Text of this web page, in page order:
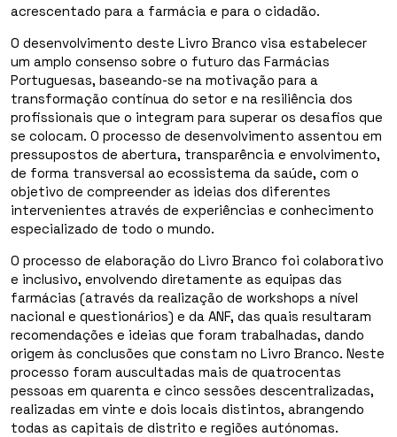
acrescentado para a farmácia e para o cidadão.
O desenvolvimento deste Livro Branco visa estabelecer
um amplo consenso sobre o futuro das Farmácias
Portuguesas, baseando-se na motivação para a
transformação contínua do setor e na resiliência dos
profissionais que o integram para superar os desafios que
se colocam. O processo de desenvolvimento assentou em
pressupostos de abertura, transparência e envolvimento,
de forma transversal ao ecossistema da saúde, com o
objetivo de compreender as ideias dos diferentes
intervenientes através de experiências e conhecimento
especializado de todo o mundo.
O processo de elaboração do Livro Branco foi colaborativo
e inclusivo, envolvendo diretamente as equipas das
farmácias (através da realização de workshops a nível
nacional e questionários) e da ANF, das quais resultaram
recomendações e ideias que foram trabalhadas, dando
origem às conclusões que constam no Livro Branco. Neste
processo foram auscultadas mais de quatrocentas
pessoas em quarenta e cinco sessões descentralizadas,
realizadas em vinte e dois locais distintos, abrangendo
todas as capitais de distrito e regiões autónomas.